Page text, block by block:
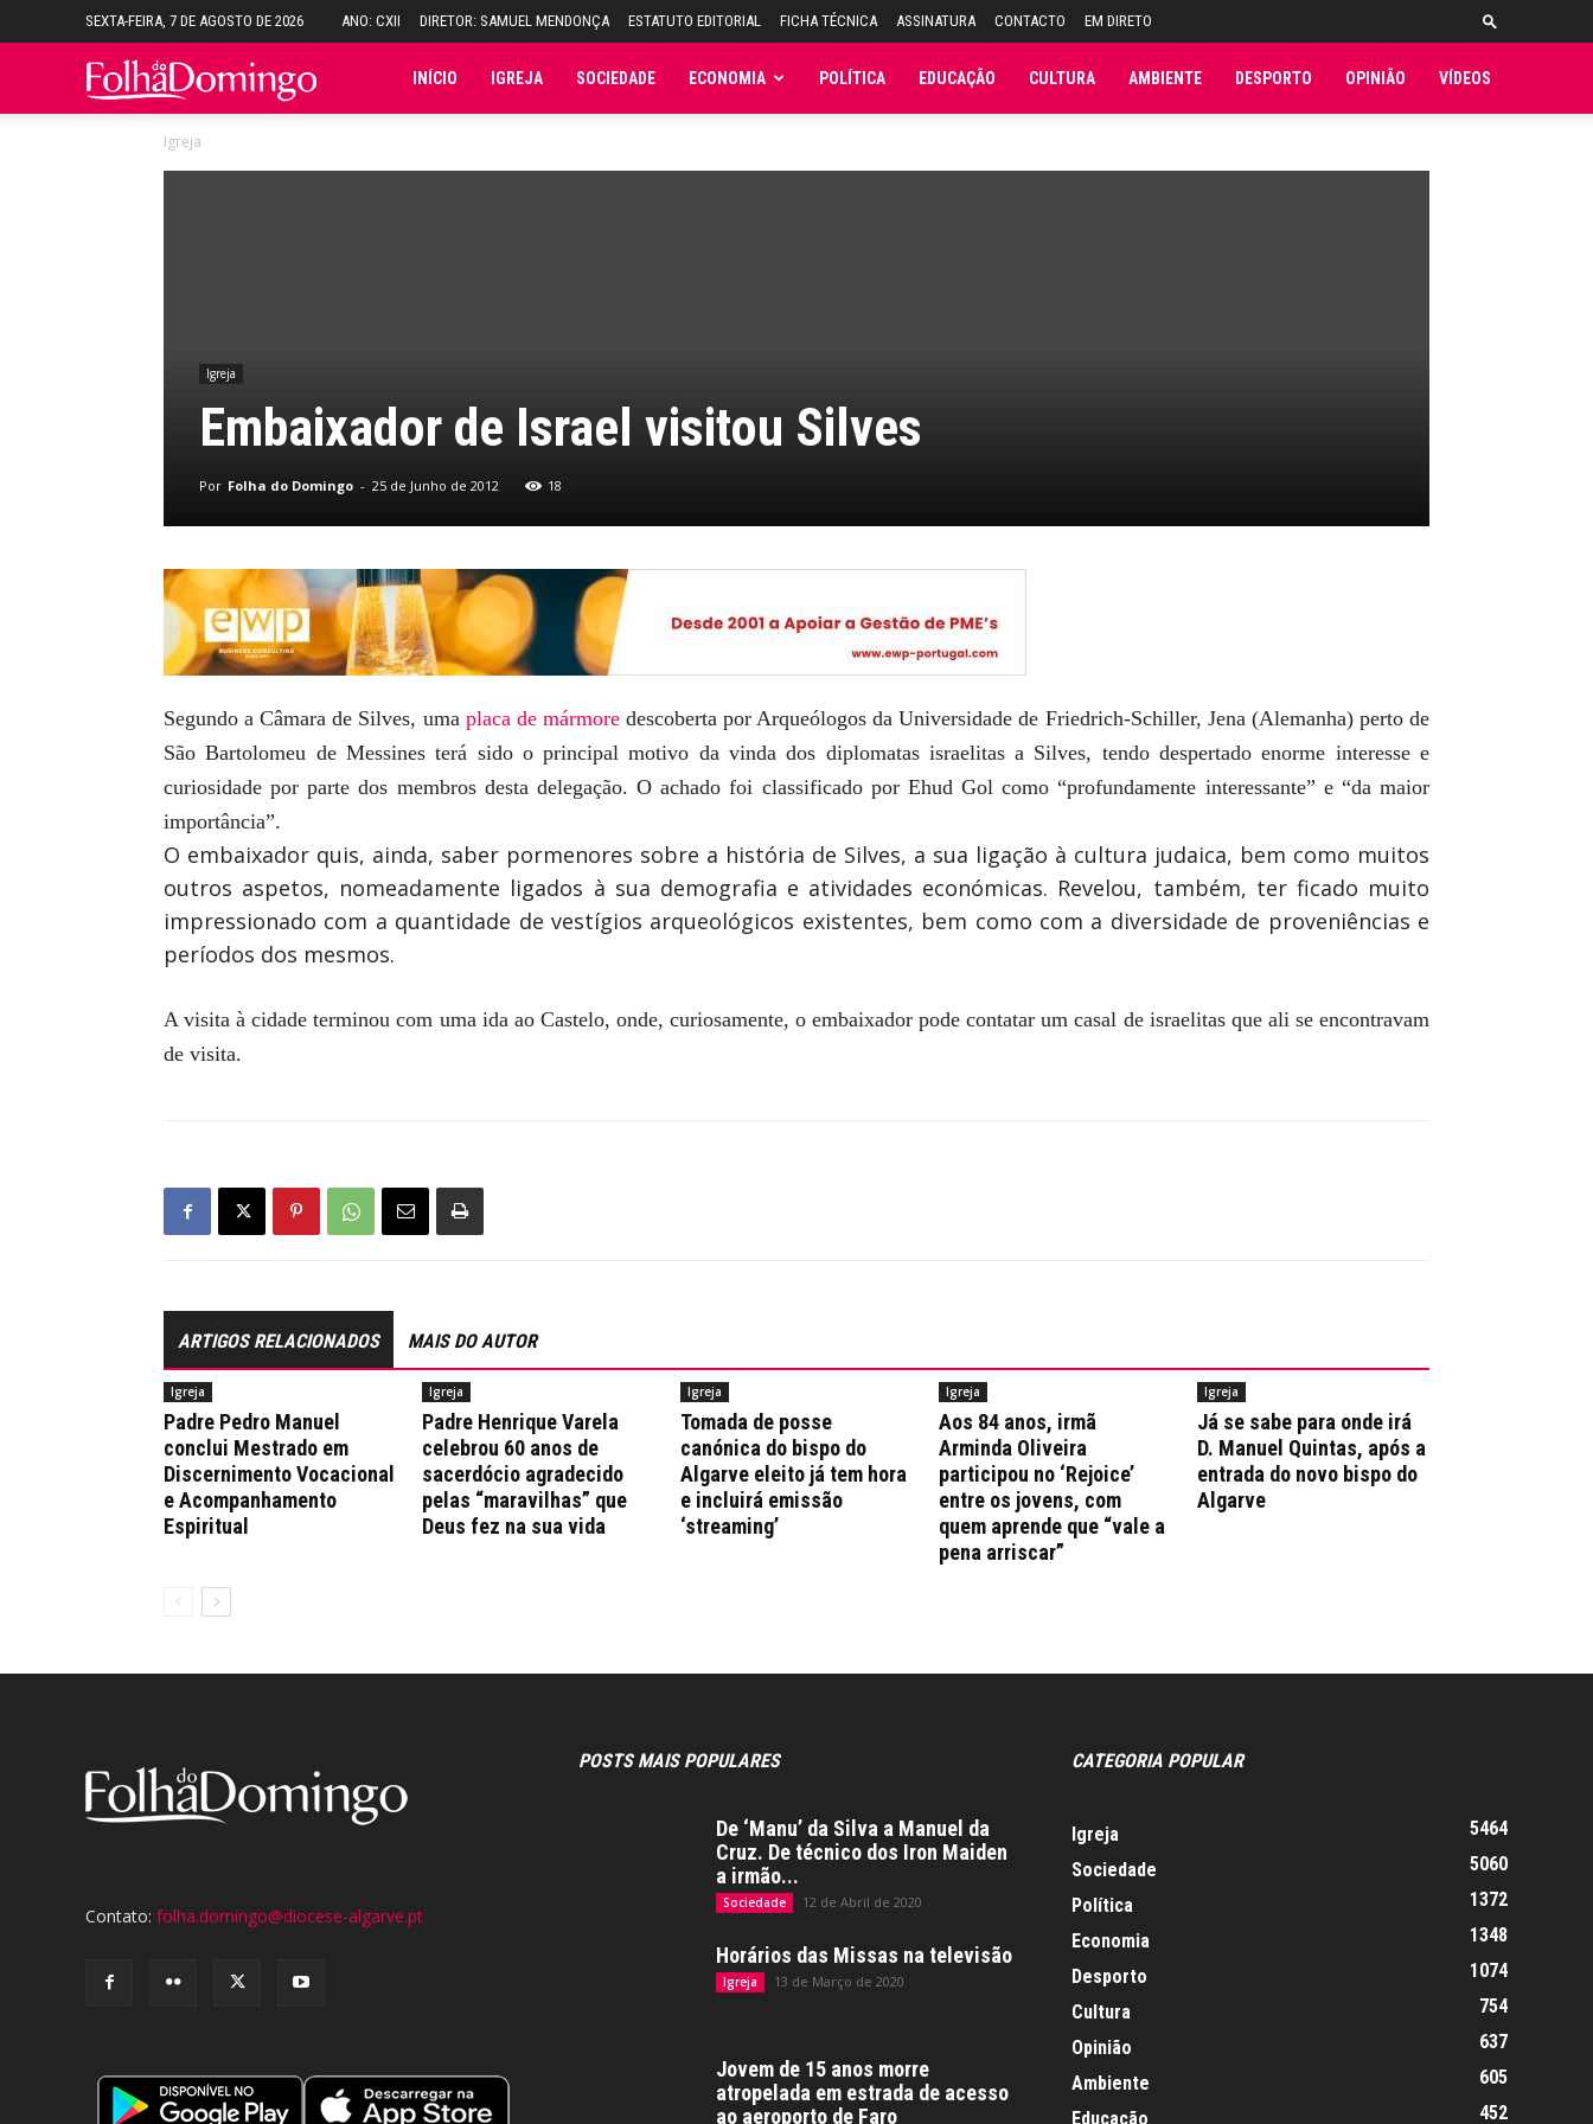
SEXTA-FEIRA, 7 DE AGOSTO DE 2026 ANO: CXII DIRETOR: SAMUEL MENDONÇA ESTATUTO EDITORIAL FICHA TÉCNICA ASSINATURA CONTACTO EM DIRETO
Folha INÍCIO IGREJA SOCIEDADE ECONOMIA POLÍTICA EDUCAÇÃO CULTURA AMBIENTE DESPORTO OPINIÃO VÍDEOS
Igreja
Igreja
Embaixador de Israel visitou Silves
Por Folha do Domingo - 25 de Junho de 2012 18
Segundo a Câmara de Silves, uma placa de mármoredescoberta por Arqueólogos da Universidade de Friedrich-Schiller, Jena (Alemanha) perto de
São Bartolomeu de Messines terá sido o principal motivo da vinda dos diplomatas israelitas a Silves, tendo despertado enorme interesse e
curiosidade por parte dos membros desta delegação. O achado foi classificado por Ehud Gol como “profundamente interessante” e “da maior
importância”.
O embaixador quis, ainda, saber pormenores sobre a história de Silves, a sua ligação à cultura judaica, bem como muitos
outros aspetos, nomeadamente ligados à sua demografia e atividades económicas. Revelou, também, ter ficado muito
impressionado com a quantidade de vestígios arqueológicos existentes, bem como com a diversidade de proveniências e
períodos dos mesmos.
A visita à cidade terminou com uma ida ao Castelo, onde, curiosamente, o embaixador pode contatar um casal de israelitas que ali se encontravam
de visita.
ARTIGOS RELACIONADOS MAIS DO AUTOR
Igreja
Padre Pedro Manuel
conclui Mestrado em
Discernimento Vocacional
e Acompanhamento
Espiritual
Igreja
Padre Henrique Varela
celebrou 60 anos de
sacerdócio agradecido
pelas “maravilhas” que
Deus fez na sua vida
Igreja
Tomada de posse
canónica do bispo do
Algarve eleito já tem hora
e incluirá emissão
‘streaming’
Igreja
Aos 84 anos, irmã
Arminda Oliveira
participou no ‘Rejoice’
entre os jovens, com
quem aprende que “vale a
pena arriscar”
Igreja
Já se sabe para onde irá
D. Manuel Quintas, após a
entrada do novo bispo do
Algarve
Contato: folha.domingo@diocese-algarve.pt
POSTS MAIS POPULARES
De ‘Manu’ da Silva a Manuel da
Cruz. De técnico dos Iron Maiden
a irmão...
Sociedade 12 de Abril de 2020
Horários das Missas na televisão
Igreja 13 de Março de 2020
Jovem de 15 anos morre
atropelada em estrada de acesso
ao aeroporto de Faro
CATEGORIA POPULAR
Igreja
5464
Sociedade
5060
Política
1372
Economia
1348
Desporto
1074
Cultura
754
Opinião
637
Ambiente
605
Educação
452